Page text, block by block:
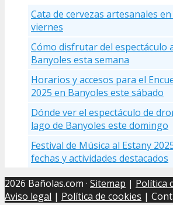
Cata de cervezas artesanales
viernes
Cómo disfrutar del espectáculo
Banyoles esta semana
Horarios y accesos para el
2025 en Banyoles este sábado
Dónde ver el espectáculo de
lago de Banyoles este domingo
Festival de Música al Estany
fechas y actividades destacados
2026 Bañolas.com · Sitemap | Política
Aviso legal | Política de cookies |